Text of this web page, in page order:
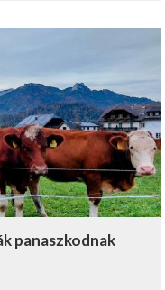
panaszkodnak